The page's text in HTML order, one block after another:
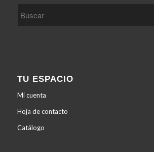
TU ESPACIO
Mi cuenta
Hoja de contacto
Catálogo